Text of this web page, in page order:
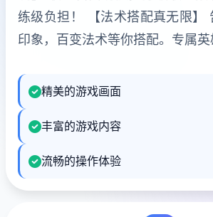
练级负担！ 【法术搭配真无限】
印象，百变法术等你搭配。专属英
精美的游戏画面
丰富的游戏内容
流畅的操作体验